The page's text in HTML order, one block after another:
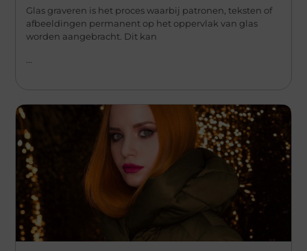
Glas graveren is het proces waarbij patronen, teksten of
afbeeldingen permanent op het oppervlak van glas
worden aangebracht. Dit kan